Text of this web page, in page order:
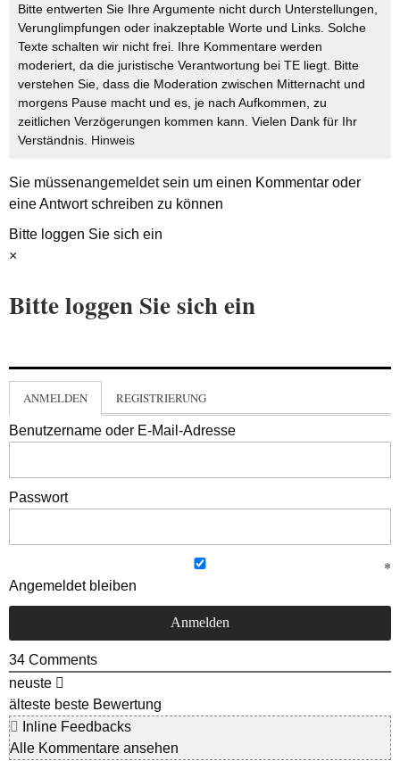
Bitte entwerten Sie Ihre Argumente nicht durch Unterstellungen,
Verunglimpfungen oder inakzeptable Worte und Links. Solche
Texte schalten wir nicht frei. Ihre Kommentare werden
moderiert, da die juristische Verantwortung bei TE liegt. Bitte
verstehen Sie, dass die Moderation zwischen Mitternacht und
morgens Pause macht und es, je nach Aufkommen, zu
zeitlichen Verzögerungen kommen kann. Vielen Dank für Ihr
Verständnis. Hinweis
Sie müssenangemeldetsein um einen Kommentar oder
eine Antwort schreiben zu können
Bitte loggen Sie sich ein
×
Bitte loggen Sie sich ein
ANMELDEN REGISTRIERUNG
Benutzername oder E-Mail-Adresse
Passwort
Angemeldet bleiben
34 Comments
neuste
älteste beste Bewertung
Inline Feedbacks
Alle Kommentare ansehen